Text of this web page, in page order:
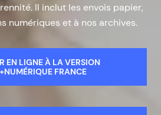
Il inclut les envois papier,
numériques et à nos archives.
EN LIGNE À LA VERSION
FRANCE